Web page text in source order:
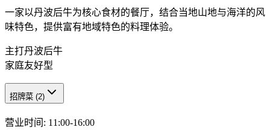
一家以丹波后牛为核心食材的餐厅，结合当地山地与海洋的风
味特色，提供富有地域特色的料理体验。
主打丹波后牛
家庭友好型
招牌菜 (2)
营业时间 : 11:00-16:00